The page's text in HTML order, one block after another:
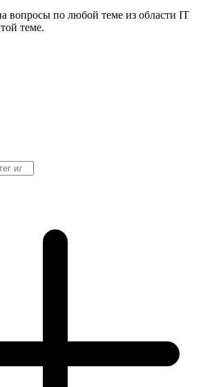
вопросы по любой теме из области IT
теме.